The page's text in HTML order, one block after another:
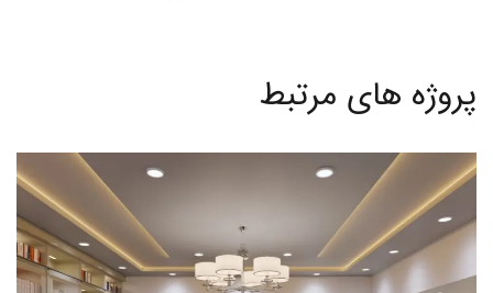
پروژه های مرتبط